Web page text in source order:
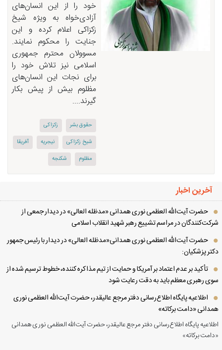
خود را از این انسان‌های
آزادی‌خواه به ویژه شیخ
زكزاكی اعلام كرده و این
جنایت را محكوم نمایند.
مسوولان محترم جمهوری
اسلامی نیز تلاش خود را
برای نجات این انسان‌های
مظلوم بیش از پیش بكار
گیرند....
حقوق بشر
زكزاكی
شیخ زكزاكی
نیجریه
آفریقا
مظلوم
شكنجه
آخرین اخبار
حضرت آیت‌الله العظمی نوری همدانی «مدظله العالی» در دیدار جمعی از
در مراسم تشییع رهبر شهید انقلاب اسلامی
حضرت آیت‌الله العظمی نوری همدانی«مدظله العالی» در دیدار با رئیس جمهور
پزشکیان:
تأکید بر عدم اعتماد بر آمریکا و حمایت از تیم مذاکره کننده، خطوط ترسیم شده از
رهبری معظم باید به دقت رعایت شود
اطلاعیه پایگاه اطلاع‌رسانی دفتر مرجع عالیقدر، حضرت آیت‌الله العظمی نوری
«دامت برکاته»
پایگاه اطلاع‌رسانی دفتر مرجع عالیقدر، حضرت آیت‌الله العظمی نوری همدانی
برکاته»